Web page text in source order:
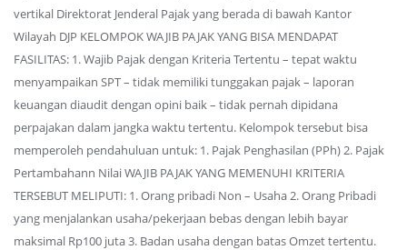
vertikal Direktorat Jenderal Pajak yang berada di bawah Kantor
Wilayah DJP KELOMPOK WAJIB PAJAK YANG BISA MENDAPAT
FASILITAS: 1. Wajib Pajak dengan Kriteria Tertentu – tepat waktu
menyampaikan SPT – tidak memiliki tunggakan pajak – laporan
keuangan diaudit dengan opini baik – tidak pernah dipidana
perpajakan dalam jangka waktu tertentu. Kelompok tersebut bisa
memperoleh pendahuluan untuk: 1. Pajak Penghasilan (PPh) 2. Pajak
Pertambahann Nilai WAJIB PAJAK YANG MEMENUHI KRITERIA
TERSEBUT MELIPUTI: 1. Orang pribadi Non – Usaha 2. Orang Pribadi
yang menjalankan usaha/pekerjaan bebas dengan lebih bayar
maksimal Rp100 juta 3. Badan usaha dengan batas Omzet tertentu.